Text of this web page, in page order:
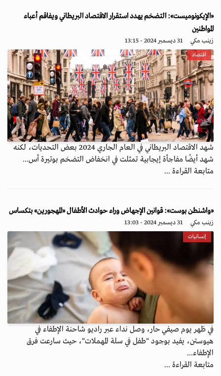
«الإيكونوميست»: التضخم يهدد استقرار الاقتصاد البريطاني ويفاقم أعباء
المواطنين
زينب مكي 31 ديسمبر 2024 - 13:15
اقتصاد
شهد الاقتصاد البريطاني في العام الجاري 2024 بعض التحديات، لكنه
شهد أيضًا مفاجأة إيجابية تمثلت في انخفاض التضخم بوتيرة أس...
متابعة القراءة ...
«واشنطن بوست»: قوانين الإجهاض وراء حوادث الأطفال «المهجورين» بتكساس
زينب مكي 31 ديسمبر 2024 - 13:03
إنسانيات
في ظهر يوم صيفي حار، وصل نداء عبر راديو شاحنة الإطفاء في
هيوستن، يفيد بوجود "طفل في سلة المهملات"، حيث سارعت فرق
الإطفاء...
متابعة القراءة ...